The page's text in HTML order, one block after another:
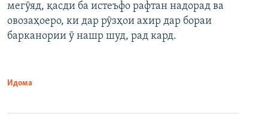
мегӯяд, қасди ба истеъфо рафтан надорад ва
овозаҳоеро, ки дар рӯзҳои ахир дар бораи
барканории ӯ нашр шуд, рад кард.
Идома